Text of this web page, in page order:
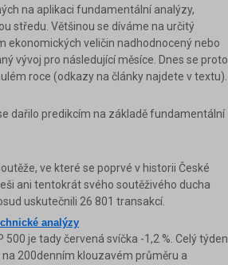
na aplikaci fundamentální analýzy,
středu. Většinou se díváme na určitý
ekonomických veličin nadhodnocený nebo
vývoj pro následující měsíce. Dnes se proto
roce (odkazy na články najdete v textu).
dařilo predikcím na základě fundamentální
ve které se poprvé v historii České
ani tentokrát svého soutěživého ducha
uskutečnili 26 801 transakcí.
analýzy
je tady červená svíčka -1,2 %. Celý týden
200denním klouzavém průměru a